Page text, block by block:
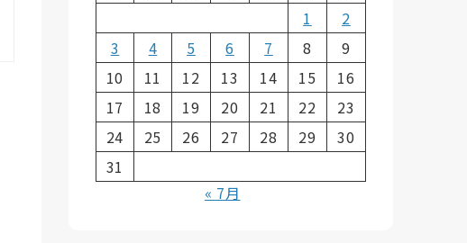
1
2
3
4 5 6 7 8
9
10
11 12 13 14 15
16
17
18 19 20 21 22
23
24
25 26 27 28 29
30
31
« 7月